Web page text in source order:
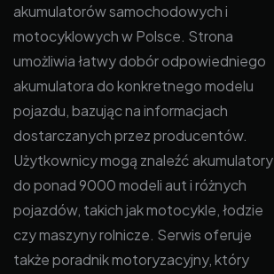
akumulatorów samochodowych i
motocyklowych w Polsce. Strona
umożliwia łatwy dobór odpowiedniego
akumulatora do konkretnego modelu
pojazdu, bazując na informacjach
dostarczanych przez producentów.
Użytkownicy mogą znaleźć akumulatory
do ponad 9000 modeli aut i różnych
pojazdów, takich jak motocykle, łodzie
czy maszyny rolnicze. Serwis oferuje
także poradnik motoryzacyjny, który